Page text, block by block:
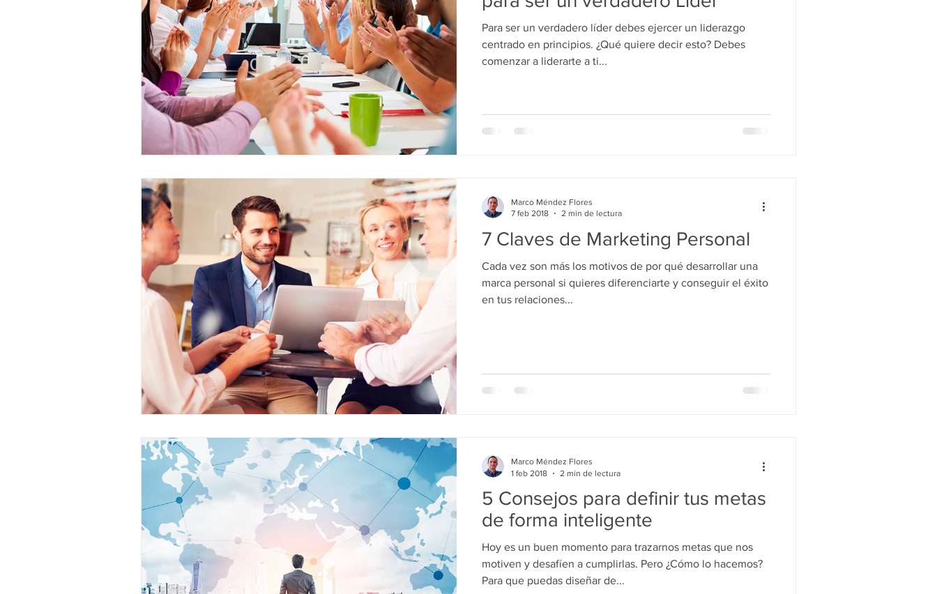
Para ser un verdadero líder debes ejercer un liderazgo
centrado en principios. ¿Qué quiere decir esto? Debes
comenzar a liderarte a ti...
7 Claves de Marketing Personal
Cada vez son más los motivos de por qué desarrollar una
marca personal si quieres diferenciarte y conseguir el éxito
en tus relaciones...
Marco Méndez Flores
7 feb 2018
2 min de lectura
5 Consejos para definir tus metas
de forma inteligente
Hoy es un buen momento para trazarnos metas que nos
motiven y desafíen a cumplirlas. Pero ¿Cómo lo hacemos?
Para que puedas diseñar de...
Marco Méndez Flores
1 feb 2018
2 min de lectura